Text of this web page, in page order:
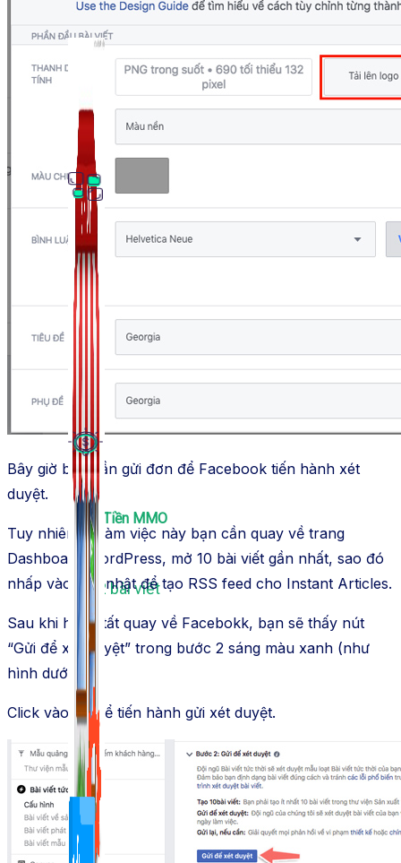
Công Cụ Marketing
1,066 bài viết
Thủ Thuật Facebook
536 bài viết
Kiếm Tiền MMO
1,422 bài viết
Bây giờ bạn cần gửi đơn để Facebook tiến hành xét
duyệt.
Tuy nhiên để làm việc này bạn cần quay về trang
Dashboard WordPress, mở 10 bài viết gần nhất, sao đó
nhấp vào cập nhật để tạo RSS feed cho Instant Articles.
Sau khi hoàn tất quay về Facebokk, bạn sẽ thấy nút
“Gửi để xét duyệt” trong bước 2 sáng màu xanh (như
hình dưới).
Click vào đó để tiến hành gửi xét duyệt.